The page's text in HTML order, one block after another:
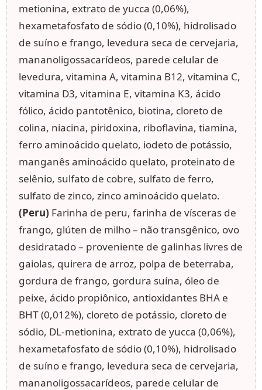
metionina, extrato de yucca (0,06%),
hexametafosfato de sódio (0,10%), hidrolisado
de suíno e frango, levedura seca de cervejaria,
mananoligossacarídeos, parede celular de
levedura, vitamina A, vitamina B12, vitamina C,
vitamina D3, vitamina E, vitamina K3, ácido
fólico, ácido pantotênico, biotina, cloreto de
colina, niacina, piridoxina, riboflavina, tiamina,
ferro aminoácido quelato, iodeto de potássio,
manganês aminoácido quelato, proteinato de
selênio, sulfato de cobre, sulfato de ferro,
sulfato de zinco, zinco aminoácido quelato.
(Peru) Farinha de peru, farinha de vísceras de
frango, glúten de milho – não transgênico, ovo
desidratado – proveniente de galinhas livres de
gaiolas, quirera de arroz, polpa de beterraba,
gordura de frango, gordura suína, óleo de
peixe, ácido propiônico, antioxidantes BHA e
BHT (0,012%), cloreto de potássio, cloreto de
sódio, DL-metionina, extrato de yucca (0,06%),
hexametafosfato de sódio (0,10%), hidrolisado
de suíno e frango, levedura seca de cervejaria,
mananoligossacarídeos, parede celular de